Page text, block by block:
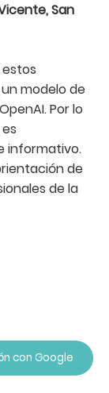
San
modelo de
Por lo
informativo.
de
de la
con Google